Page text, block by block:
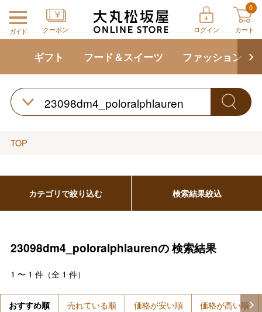
ガイド クーポン ログイン
0
カート
ギフト フード＆スイーツ ファッション
TOP
23098dm4_poloralphlaurenの検索結果
1 〜 1 件（全 1 件）
おすすめ順 売れている順 価格が安い順 価格が高い順
カテゴリで絞り込む 検索結果絞込